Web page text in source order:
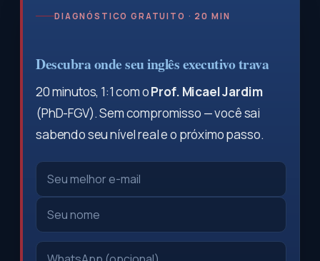
DIAGNÓSTICO GRATUITO · 20 MIN
Descubra onde seu inglês executivo trava
20 minutos, 1:1 com oProf. Micael Jardim
(PhD-FGV). Sem compromisso — você sai
sabendo seu nível real e o próximo passo.